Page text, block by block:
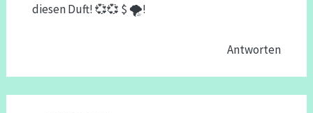
diesen Duft! 💞💞 $ 🌪!
Antworten